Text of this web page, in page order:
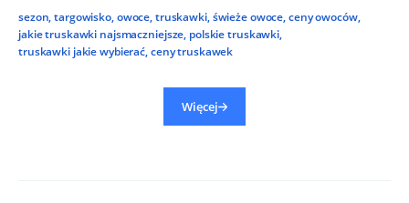
sezon,targowisko,owoce,truskawki,świeże owoce,ceny owoców,
jakie truskawki najsmaczniejsze, polskie truskawki,
truskawki jakie wybierać,ceny truskawek
Więcej